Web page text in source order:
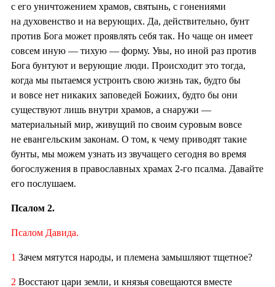
с его уничтожением храмов, святынь, с гонениями
на духовенство и на верующих. Да, действительно, бунт
против Бога может проявлять себя так. Но чаще он имеет
совсем иную — тихую — форму. Увы, но иной раз против
Бога бунтуют и верующие люди. Происходит это тогда,
когда мы пытаемся устроить свою жизнь так, будто бы
и вовсе нет никаких заповедей Божиих, будто бы они
существуют лишь внутри храмов, а снаружи —
материальный мир, живущий по своим суровым вовсе
не евангельским законам. О том, к чему приводят такие
бунты, мы можем узнать из звучащего сегодня во время
богослужения в православных храмах 2-го псалма. Давайте
его послушаем.
Псалом 2.
Псалом Давида.
1 Зачем мятутся народы, и племена замышляют тщетное?
2 Восстают цари земли, и князья совещаются вместе